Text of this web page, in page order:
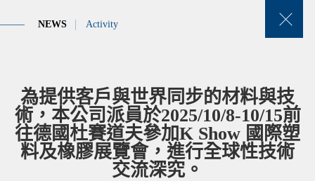
NEWS Activity
為提供客戶與世界同步的材料與技
術，本公司派員於2025/10/8-10/15前
往德國杜賽道夫參加K Show 國際塑
料及橡膠展覽會，進行全球性技術
交流深究。